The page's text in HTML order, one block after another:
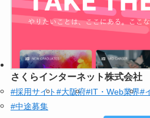
さくらインターネット株式会社
#採用サイト#大阪府#IT・Web業界#
#中途募集